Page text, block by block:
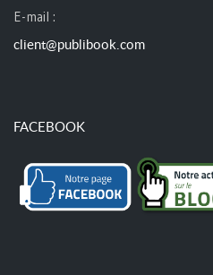
E-mail :
client@publibook.com
FACEBOOK